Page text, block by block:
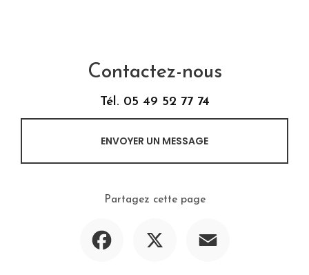
Contactez-nous
Tél. 05 49 52 77 74
ENVOYER UN MESSAGE
Partagez cette page